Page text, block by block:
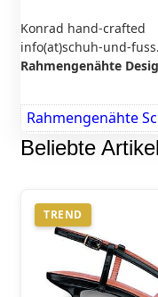
Konrad hand-crafted
info(at)schuh-und-
Rahmengenähte
Rahmengenähte
Beliebte Artikel
TREND